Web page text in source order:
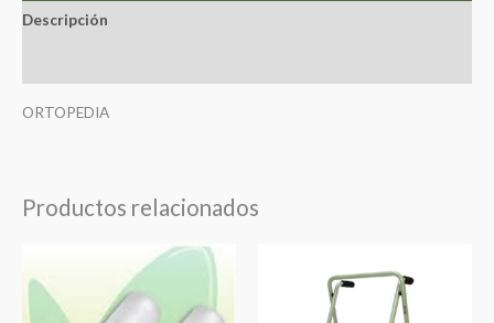
Descripción
ORTOPEDIA
Productos relacionados
Este
tiene